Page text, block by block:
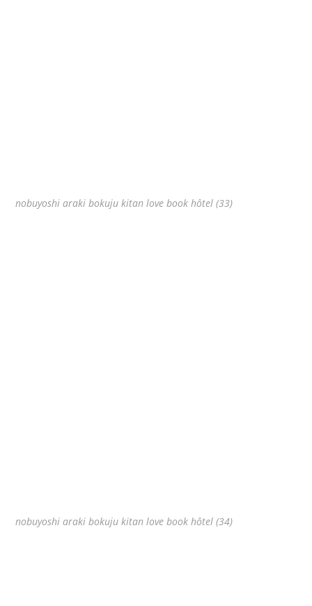
nobuyoshi araki bokuju kitan love book hôtel (33)
nobuyoshi araki bokuju kitan love book hôtel (34)